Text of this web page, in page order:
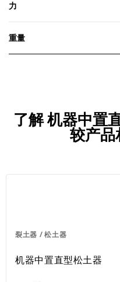
力
重量
了解 机器中置
较产品
裂土器 / 松土器
机器中置直型松土器